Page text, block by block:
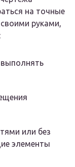
на точные
руками,
или без
элементы